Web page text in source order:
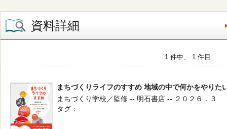
資料詳細
1 件中、 1 件目
まちづくりライフのすすめ 地域の中で何かをやりた
まちづくり学校／監修 -- 明石書店 -- ２０２６．３
タグ